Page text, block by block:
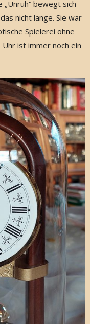
bewegt sich
nicht lange. Sie war
Spielerei ohne
ist immer noch ein